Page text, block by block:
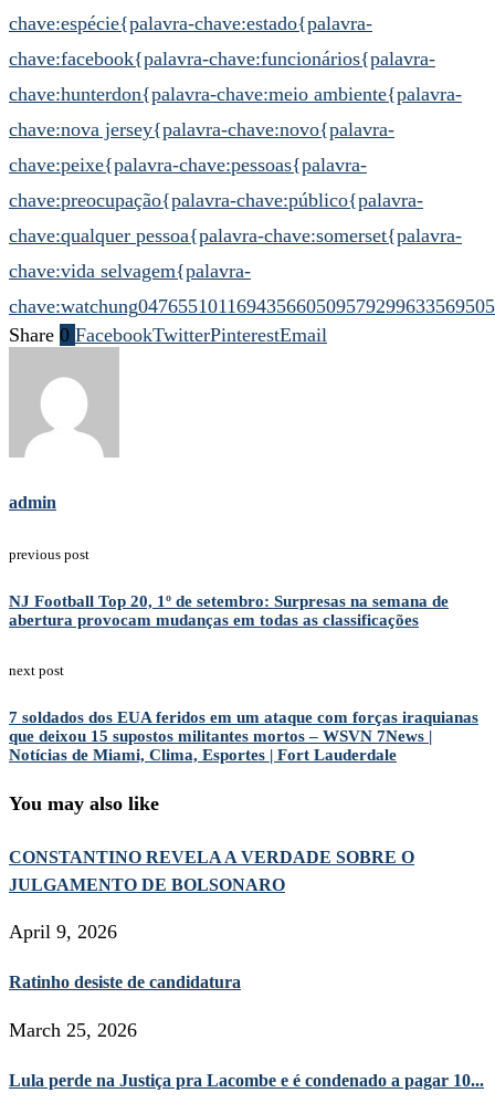
chave:espécie{palavra-chave:estado{palavra-
chave:facebook{palavra-chave:funcionários{palavra-
chave:hunterdon{palavra-chave:meio ambiente{palavra-
chave:nova jersey{palavra-chave:novo{palavra-
chave:peixe{palavra-chave:pessoas{palavra-
chave:preocupação{palavra-chave:público{palavra-
chave:qualquer pessoa{palavra-chave:somerset{palavra-
chave:vida selvagem{palavra-
chave:watchung0476551011694356605095792996335695
Share 0 FacebookTwitterPinterestEmail
admin
previous post
NJ Football Top 20, 1º de setembro: Surpresas na semana de
abertura provocam mudanças em todas as classificações
next post
7 soldados dos EUA feridos em um ataque com forças iraquianas
que deixou 15 supostos militantes mortos – WSVN 7News |
Notícias de Miami, Clima, Esportes | Fort Lauderdale
You may also like
CONSTANTINO REVELA A VERDADE SOBRE O
JULGAMENTO DE BOLSONARO
April 9, 2026
Ratinho desiste de candidatura
March 25, 2026
Lula perde na Justiça pra Lacombe e é condenado a pagar 10...